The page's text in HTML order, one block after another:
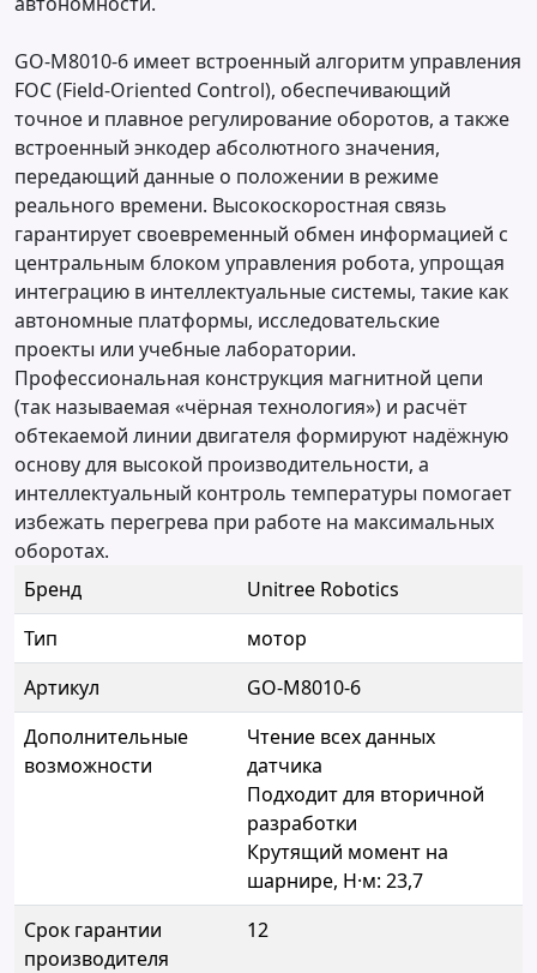
GO-M8010-6 имеет встроенный алгоритм управления
FOC (Field-Oriented Control), обеспечивающий
точное и плавное регулирование оборотов, а также
встроенный энкодер абсолютного значения,
передающий данные о положении в режиме
реального времени. Высокоскоростная связь
гарантирует своевременный обмен информацией с
центральным блоком управления робота, упрощая
интеграцию в интеллектуальные системы, такие как
автономные платформы, исследовательские
проекты или учебные лаборатории.
Профессиональная конструкция магнитной цепи
(так называемая «чёрная технология») и расчёт
обтекаемой линии двигателя формируют надёжную
основу для высокой производительности, а
интеллектуальный контроль температуры помогает
избежать перегрева при работе на максимальных
оборотах.
Бренд
Unitree Robotics
Тип
мотор
Артикул
GO-M8010-6
Дополнительные
возможности
Чтение всех данных
датчика
Подходит для вторичной
разработки
Крутящий момент на
шарнире, Н·м: 23,7
Срок гарантии
производителя
12